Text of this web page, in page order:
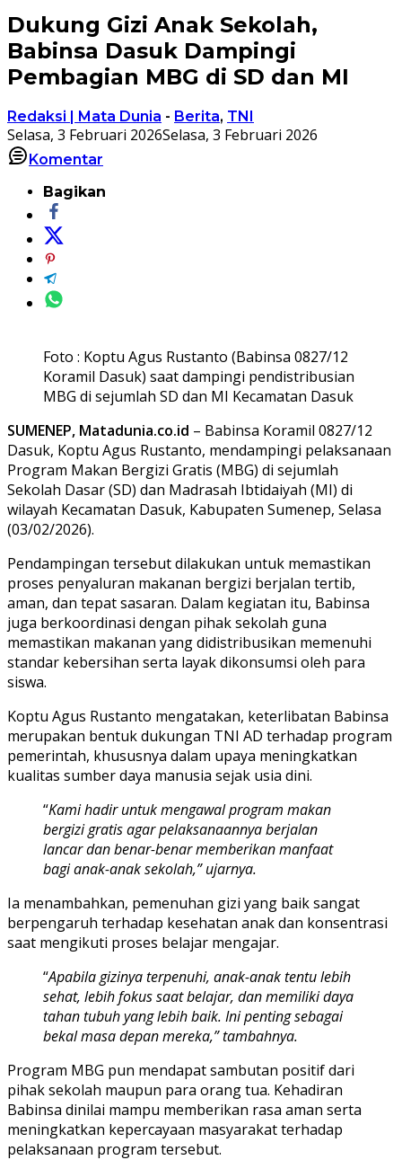
Dukung Gizi Anak Sekolah,
Babinsa Dasuk Dampingi
Pembagian MBG di SD dan MI
Redaksi | Mata Dunia - Berita, TNI
Selasa, 3 Februari 2026Selasa, 3 Februari 2026
Komentar
Bagikan
Foto : Koptu Agus Rustanto (Babinsa 0827/12
Koramil Dasuk) saat dampingi pendistribusian
MBG di sejumlah SD dan MI Kecamatan Dasuk
SUMENEP, Matadunia.co.id – Babinsa Koramil 0827/12
Dasuk, Koptu Agus Rustanto, mendampingi pelaksanaan
Program Makan Bergizi Gratis (MBG) di sejumlah
Sekolah Dasar (SD) dan Madrasah Ibtidaiyah (MI) di
wilayah Kecamatan Dasuk, Kabupaten Sumenep, Selasa
(03/02/2026).
Pendampingan tersebut dilakukan untuk memastikan
proses penyaluran makanan bergizi berjalan tertib,
aman, dan tepat sasaran. Dalam kegiatan itu, Babinsa
juga berkoordinasi dengan pihak sekolah guna
memastikan makanan yang didistribusikan memenuhi
standar kebersihan serta layak dikonsumsi oleh para
siswa.
Koptu Agus Rustanto mengatakan, keterlibatan Babinsa
merupakan bentuk dukungan TNI AD terhadap program
pemerintah, khususnya dalam upaya meningkatkan
kualitas sumber daya manusia sejak usia dini.
“Kami hadir untuk mengawal program makan
bergizi gratis agar pelaksanaannya berjalan
lancar dan benar-benar memberikan manfaat
bagi anak-anak sekolah,” ujarnya.
Ia menambahkan, pemenuhan gizi yang baik sangat
berpengaruh terhadap kesehatan anak dan konsentrasi
saat mengikuti proses belajar mengajar.
“Apabila gizinya terpenuhi, anak-anak tentu lebih
sehat, lebih fokus saat belajar, dan memiliki daya
tahan tubuh yang lebih baik. Ini penting sebagai
bekal masa depan mereka,” tambahnya.
Program MBG pun mendapat sambutan positif dari
pihak sekolah maupun para orang tua. Kehadiran
Babinsa dinilai mampu memberikan rasa aman serta
meningkatkan kepercayaan masyarakat terhadap
pelaksanaan program tersebut.